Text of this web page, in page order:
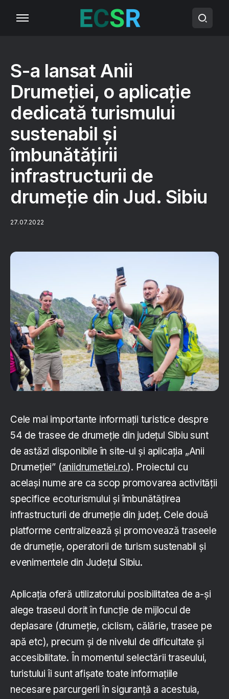
S-a lansat Anii
Drumeției, o aplicație
dedicată turismului
sustenabil și
îmbunătățirii
infrastructurii de
drumeție din Jud. Sibiu
27.07.2022
Cele mai importante informații turistice despre
54 de trasee de drumeție din județul Sibiu sunt
de astăzi disponibile în site-ul și aplicația „Anii
Drumeției” (aniidrumetiei.ro). Proiectul cu
același nume are ca scop promovarea activității
specifice ecoturismului și îmbunătățirea
infrastructurii de drumeție din județ. Cele două
platforme centralizează și promovează traseele
de drumeție, operatorii de turism sustenabil și
evenimentele din Județul Sibiu.
Aplicația oferă utilizatorului posibilitatea de a-și
alege traseul dorit în funcție de mijlocul de
deplasare (drumeție, ciclism, călărie, trasee pe
apă etc), precum și de nivelul de dificultate și
accesibilitate. În momentul selectării traseului,
turistului îi sunt afișate toate informațiile
necesare parcurgerii în siguranță a acestuia,